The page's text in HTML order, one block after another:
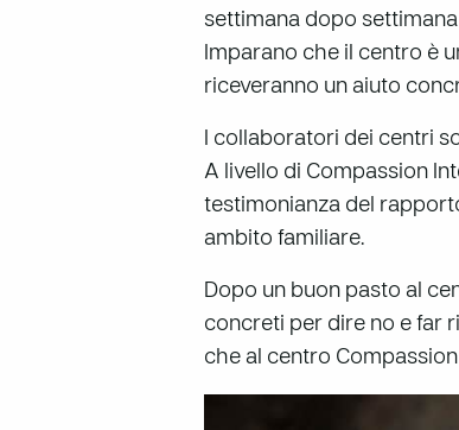
settimana dopo
Imparano che il centro è
riceveranno un aiuto
I collaboratori dei centri
A livello di Compassion
testimonianza del
ambito familiare.
Dopo un buon pasto al
concreti per dire no e far
che al centro